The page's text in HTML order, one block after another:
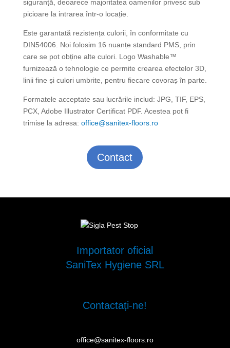
siguranță, deoarece majoritatea oamenilor privesc sub
picioare la intrarea într-o locație.
Este garantată rezistența culorii, în conformitate cu
DIN54006. Noi folosim 16 nuanțe standard PMS, prin
care se pot obține alte culori. Logo Washable™
furnizează o tehnologie ce permite crearea efectelor 3D,
linii fine și culori umbrite, pentru fiecare covoraș în parte.
Formatele acceptate sau lucrările includ: JPG, TIF, EPS,
PCX, Adobe Illustrator Certificat PDF. Acestea pot fi
trimise la adresa: office@sanitex-floors.ro
Contact
Importator oficial
SaniTex Hygiene SRL
Contactați-ne!
office@sanitex-floors.ro